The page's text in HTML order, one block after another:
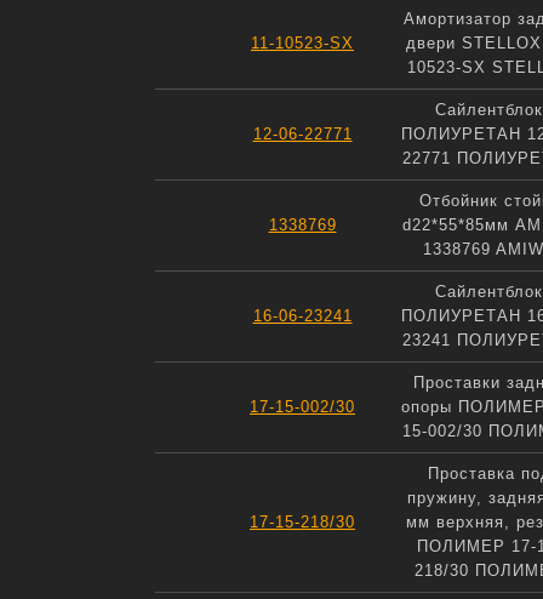
11-10523-SX
Амортизатор
двери
10523-SX
12-06-22771
Сайлентблок
ПОЛИУРЕТАН
22771
1338769
Отбойник
d22*55*85мм
1338769
16-06-23241
Сайлентблок
ПОЛИУРЕТАН
23241
17-15-002/30
Проставки
опоры
15-002/30
17-15-218/30
Проставка
пружину,
мм верхняя,
ПОЛИМЕР 17-
218/30